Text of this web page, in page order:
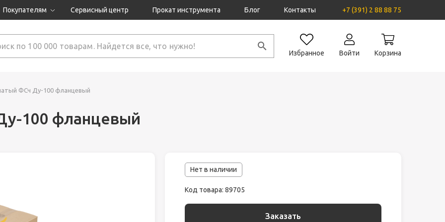
Покупателям
Как оформить заказ?
Сервисный центр Прокат инструмента Блог Контакты +7 (391) 2 88 88 75
Избранное Войти Корзина
ФСч Ду-100 фланцевый
100 фланцевый
Нет в наличии
Код товара: 89705
Заказать